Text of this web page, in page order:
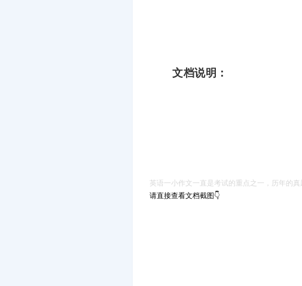
文档说明：
英语一小作文一直是考试的重点之一，历年的
请直接查看文档截图👇